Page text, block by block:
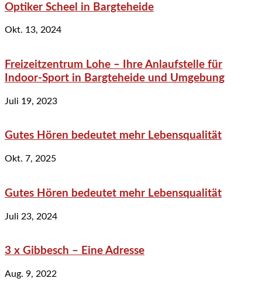
Optiker Scheel in Bargteheide
Okt. 13, 2024
Freizeitzentrum Lohe – Ihre Anlaufstelle für
Indoor-Sport in Bargteheide und Umgebung
Juli 19, 2023
Gutes Hören bedeutet mehr Lebensqualität
Okt. 7, 2025
Gutes Hören bedeutet mehr Lebensqualität
Juli 23, 2024
3 x Gibbesch – Eine Adresse
Aug. 9, 2022